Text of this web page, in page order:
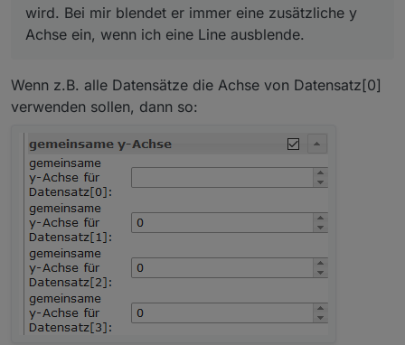
wird. Bei mir blendet er immer eine zusätzliche y
Achse ein, wenn ich eine Line ausblende.
Wenn z.B. alle Datensätze die Achse von Datensatz[0]
verwenden sollen, dann so: